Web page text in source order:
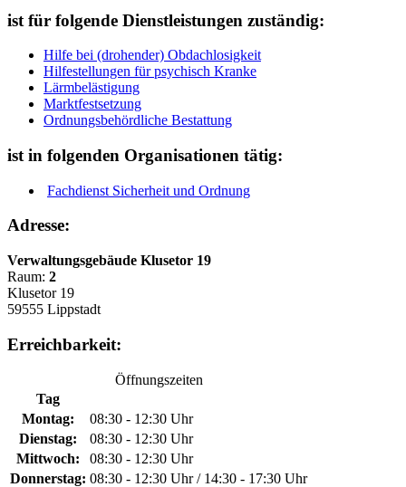
ist für folgende Dienstleistungen zuständig:
Hilfe bei (drohender) Obdachlosigkeit
Hilfestellungen für psychisch Kranke
Lärmbelästigung
Marktfestsetzung
Ordnungsbehördliche Bestattung
ist in folgenden Organisationen tätig:
Fachdienst Sicherheit und Ordnung
Adresse:
Verwaltungsgebäude Klusetor 19
Raum: 2
Klusetor 19
59555 Lippstadt
Erreichbarkeit:
Öffnungszeiten
Tag
Montag:
08:30 - 12:30 Uhr
Dienstag:
08:30 - 12:30 Uhr
Mittwoch:
08:30 - 12:30 Uhr
Donnerstag: 08:30 - 12:30 Uhr / 14:30 - 17:30 Uhr